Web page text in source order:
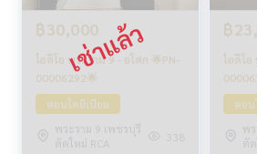
฿30,000
ไอดีโอ พระราม 9 - อโศก 🌟PN-
00006292🌟
คอนโดมิเนียม
พระราม 9 เพชรบุรี
ตัดใหม่ RCA
338
฿
ไอดีโอ
คอน
พ
ตัด